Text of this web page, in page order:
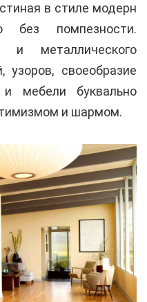
в стиле модерн
без помпезности.
и металлического
узоров, своеобразие
мебели буквально
и шармом.